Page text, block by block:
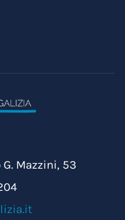
Mazzini, 53